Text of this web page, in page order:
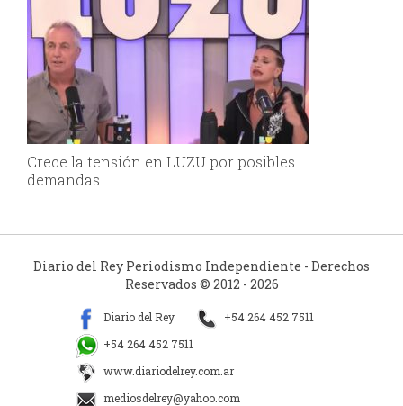
Crece la tensión en LUZU por posibles
demandas
Diario del Rey Periodismo Independiente - Derechos
Reservados © 2012 - 2026
Diario del Rey
+54 264 452 7511
+54 264 452 7511
www.diariodelrey.com.ar
mediosdelrey@yahoo.com